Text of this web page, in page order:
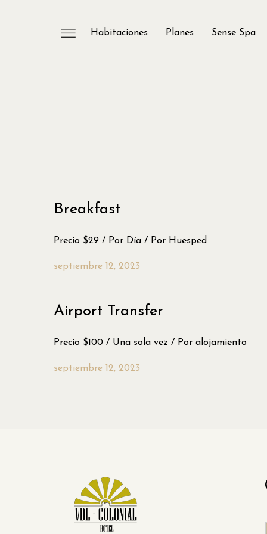
Habitaciones Planes Sense Spa
Breakfast
Precio $29 / Por Día / Por Huesped
septiembre 12, 2023
Airport Transfer
Precio $100 / Una sola vez / Por alojamiento
septiembre 12, 2023
Inicio
Acerca del Hotel